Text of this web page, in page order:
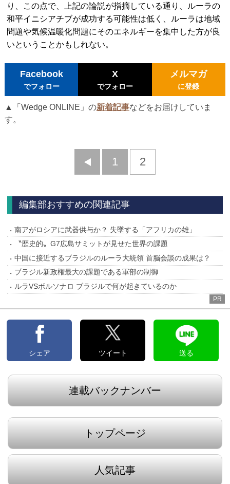
り、この点で、上記の論説が指摘している通り、ルーラの
和平イニシアチブが成功する可能性は低く、ルーラは地域
問題や気候温暖化問題にそのエネルギーを集中した方が良
いということかもしれない。
Facebook
でフォロー
X
でフォロー
メルマガ
に登録
▲「Wedge ONLINE」の新着記事などをお届けしていま
す。
前
1 2
編集部おすすめの関連記事
南アがロシアに武器供与か？ 失墜する「アフリカの雄」
〝歴史的〟G7広島サミットが見せた世界の課題
中国に接近するブラジルのルーラ大統領 首脳会談の成果は？
ブラジル新政権最大の課題である軍部の制御
ルラVSボルソナロ ブラジルで何が起きているのか
PR
シェア ツイート 送る
連載バックナンバー
トップページ
人気記事